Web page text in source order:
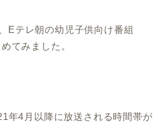
Eテレ朝の幼児子供向け番組
てみました。
年4月以降に放送される時間帯が